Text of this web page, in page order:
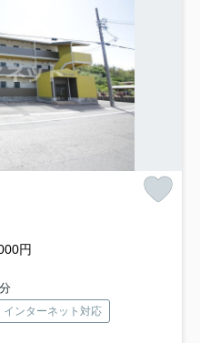
円
インターネット対応